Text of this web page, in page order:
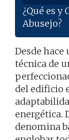
¿Qué es y
Abusejo?
Desde
técnica de
del edificio
energética.
denomina